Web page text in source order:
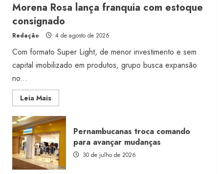
Morena Rosa lança franquia com estoque
consignado
Redação 4 de agosto de 2026
Com formato Super Light, de menor investimento e sem
capital imobilizado em produtos, grupo busca expansão
no...
Leia MaisRead
more
Morena
Rosa
lança
franquia
com
estoque
consignado
Pernambucanas troca comando
para avançar mudanças
30 de julho de 2026